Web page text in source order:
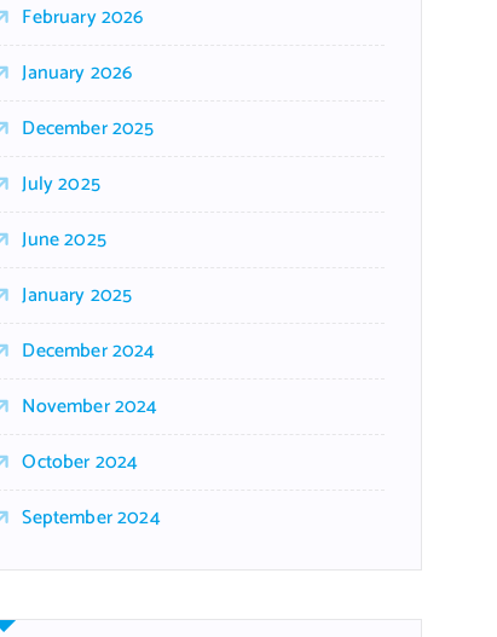
February 2026
January 2026
December 2025
July 2025
June 2025
January 2025
December 2024
November 2024
October 2024
September 2024